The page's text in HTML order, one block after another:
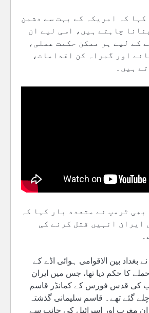
کہا کہ امریکہ کے بہت سے دشمن
چاہتے ہیں، اسی لیے ان
کے لیے ہر ممکن حکمت عملی،
اور گمراہ کن اقدامات،
ہیں۔
بھی ٹرمپ نے متعدد بار کہا کہ
ایران انہیں قتل کرنے کی
نے بغداد بین الاقوامی ہوائی اڈے کے
کا حکم دیا تھا، جس میں ایران
کی قدس فورس کے کمانڈر قاسم
گئے تھے۔ قاسم سلیمانی گذشتہ
مغرب اور اسرائیل کی جانب سے